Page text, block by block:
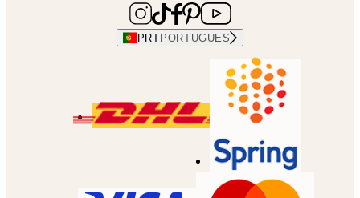
PRT PORTUGUES